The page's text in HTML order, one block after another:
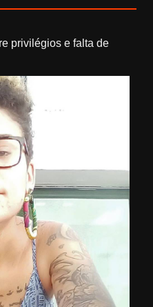
privilégios e falta de